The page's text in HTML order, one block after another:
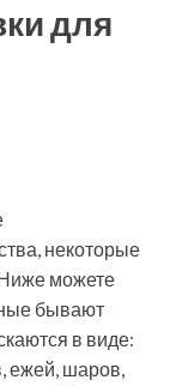
для
некоторые
можете
бывают
в виде:
ежей, шаров,